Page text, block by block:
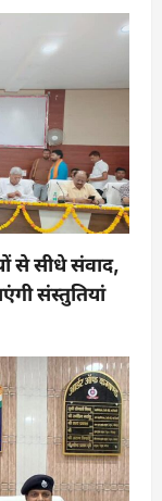
से सीधे संवाद,
संस्तुतियां